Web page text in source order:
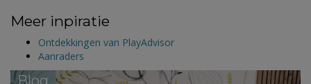
Meer inpiratie
Ontdekkingen van PlayAdvisor
Aanraders
Blog